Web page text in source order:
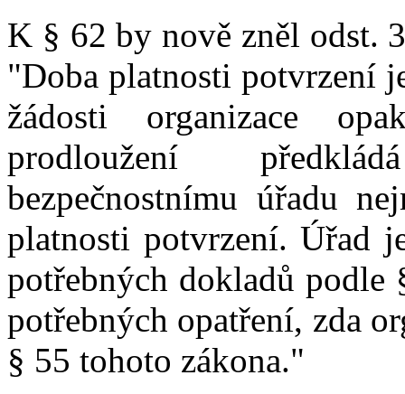
K § 62 by nově zněl odst.
"Doba platnosti potvrzení
žádosti organizace
prodloužení
bezpečnostnímu úřadu
platnosti potvrzení. Úřad
potřebných dokladů podle
potřebných opatření, zda
§ 55 tohoto zákona."